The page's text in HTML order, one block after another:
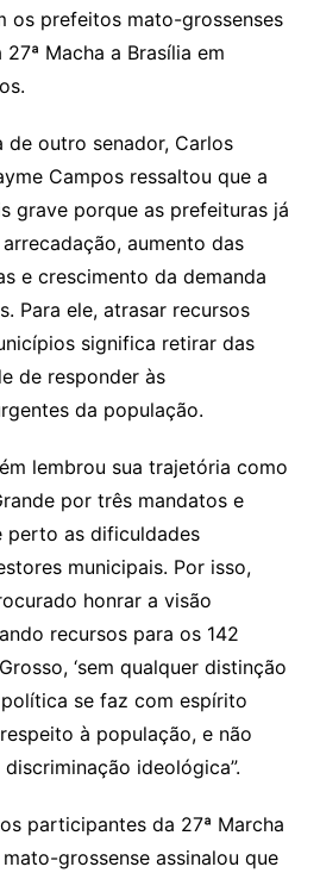
os prefeitos mato-grossenses
Macha a Brasília em
de outro senador, Carlos
Campos ressaltou que a
grave porque as prefeituras já
aumento das
e crescimento da demanda
Para ele, atrasar recursos
significa retirar das
de responder às
da população.
lembrou sua trajetória como
por três mandatos e
perto as dificuldades
municipais. Por isso,
honrar a visão
recursos para os 142
‘sem qualquer distinção
se faz com espírito
à população, e não
ideológica”.
participantes da 27ª Marcha
grossense assinalou que